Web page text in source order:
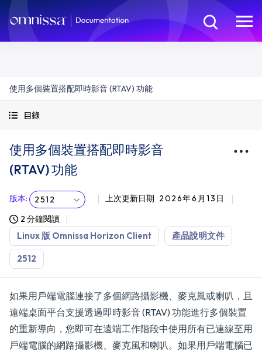
使用多個裝置搭配即時影音 (RTAV) 功能
目錄
使用多個裝置搭配即時影音
(RTAV) 功能
版本: 2512 上次更新日期 2026年6月13日
2 分鐘閱讀
Linux 版 Omnissa Horizon Client 產品說明文件
2512
如果用戶端電腦連接了多個網路攝影機、麥克風或喇叭，且
遠端桌面平台支援透過即時影音 (RTAV) 功能進行多個裝置
的重新導向，您即可在遠端工作階段中使用所有已連線至用
戶端電腦的網路攝影機、麥克風和喇叭。如果用戶端電腦已